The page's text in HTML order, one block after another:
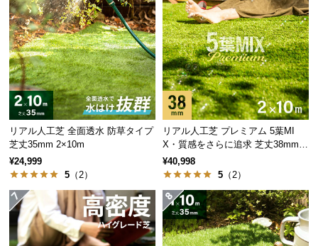
て
搬
入
経
路
に
い
て
返
品・
キ
ャ
リアル人工芝 全面透水 防草タイプ
芝丈35mm 2×10m
¥24,999
5 （2）
リアル人工芝 プレミアム 5葉MI
X・質感をさらに追求 芝丈38mm 2
×10m
¥40,998
5 （2）